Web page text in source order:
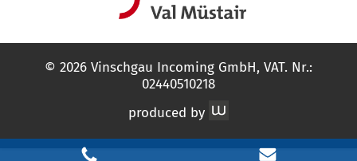
© 2026 Vinschgau Incoming GmbH, VAT. Nr.:
02440510218
produced by